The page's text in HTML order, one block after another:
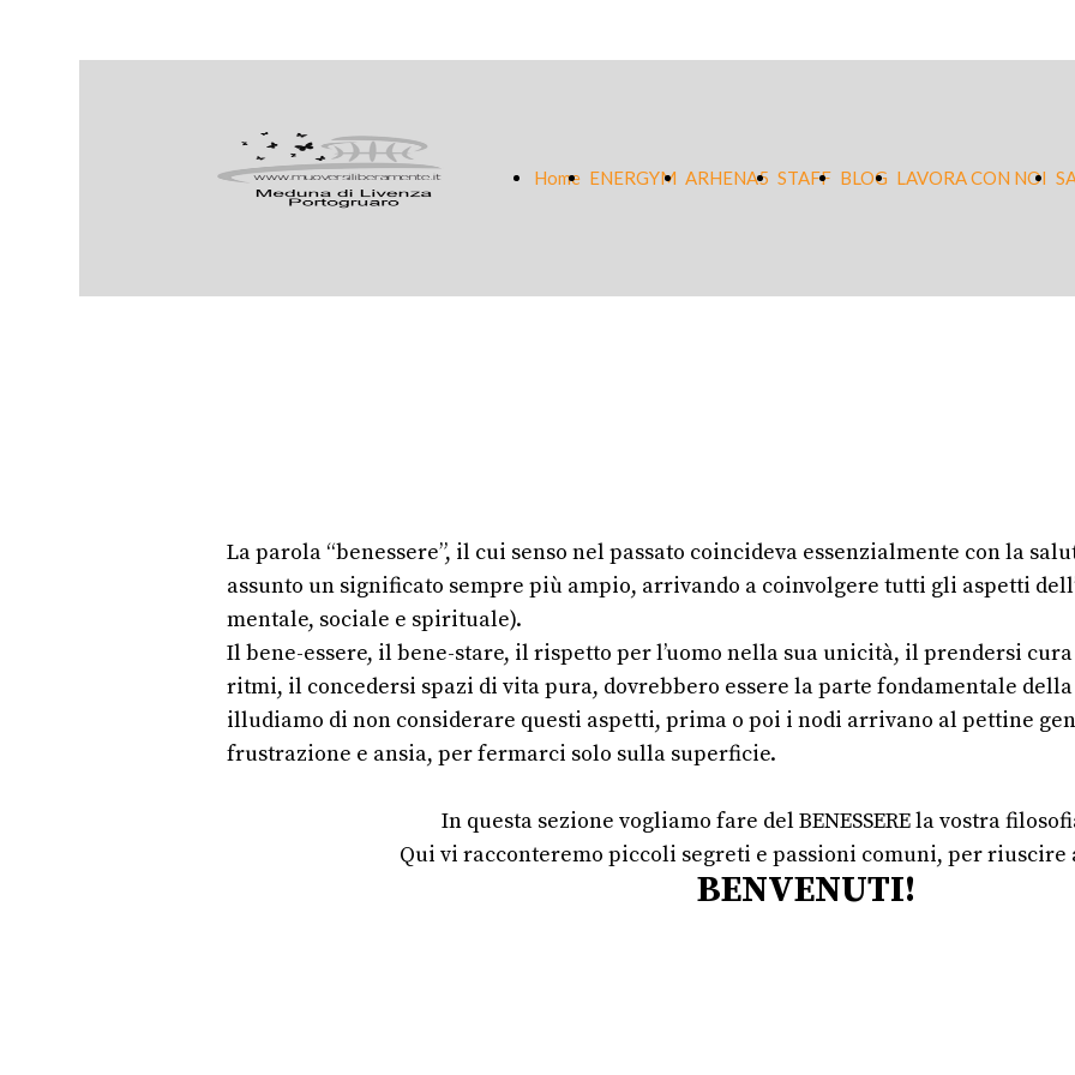
Home ENERGYM ARHENA5 STAFF BLOG LAVORA CON NOI
La parola “benessere”, il cui senso nel passato coincideva essenzialmente con la
assunto un significato sempre più ampio, arrivando a coinvolgere tutti gli aspetti
mentale, sociale e spirituale).
Il bene-essere, il bene-stare, il rispetto per l’uomo nella sua unicità, il prendersi
ritmi, il concedersi spazi di vita pura, dovrebbero essere la parte fondamentale
illudiamo di non considerare questi aspetti, prima o poi i nodi arrivano al pettine
frustrazione e ansia, per fermarci solo sulla superficie.
In questa sezione vogliamo fare del BENESSERE la vostra
Qui vi racconteremo piccoli segreti e passioni comuni, per riuscire
BENVENUTI!